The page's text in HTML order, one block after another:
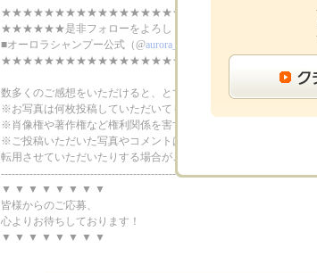
★★★★★★是非フォローをよろしくお願い申し上げます！
■オーロラシャンプー公式（@aurora_shampoo_bj
数多くのご感想をいただけると、とても嬉しいです。
※お写真は何枚投稿していただいてもOKです！
※肖像権や著作権など権利関係を害するようなお写真はお控えく
※ご投稿いただいた写真やコメントは販促物やサイト等で使用し
転用させていただいたりする場合がございますがご了承ください
--------------------------------------------------------------------------------------
▼ ▼ ▼ ▼ ▼ ▼ ▼ ▼
皆様からのご応募、
心よりお待ちしております！
▼ ▼ ▼ ▼ ▼ ▼ ▼ ▼